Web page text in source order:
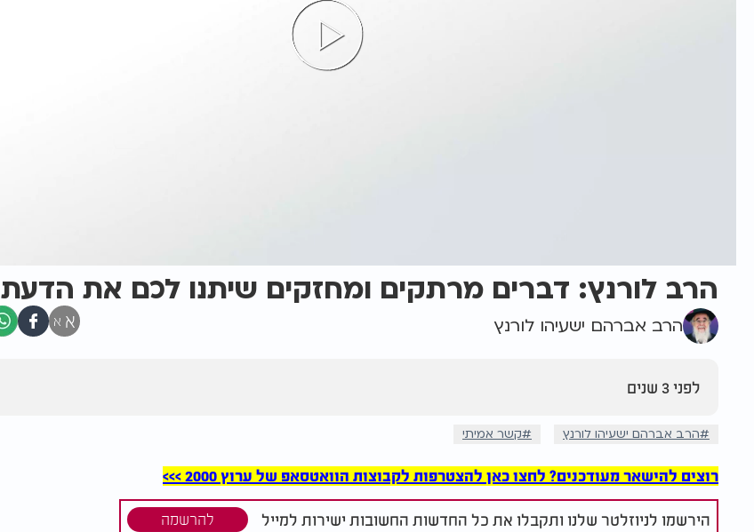
הרב לורנץ: דברים מרתקים ומחזקים שיתנו לכם את הדעת
הרב אברהם ישעיהו לורנץ א א
לפני 3 שנים
הרב אברהם ישעיהו לורנץ קשר אמיתי
רוצים להישאר מעודכנים? לחצו כאן להצטרפות לקבוצות הוואטסאפ של ערוץ 2000 >>>
הירשמו לניוזלטר שלנו ותקבלו את כל החדשות החשובות ישירות למייל להרשמה